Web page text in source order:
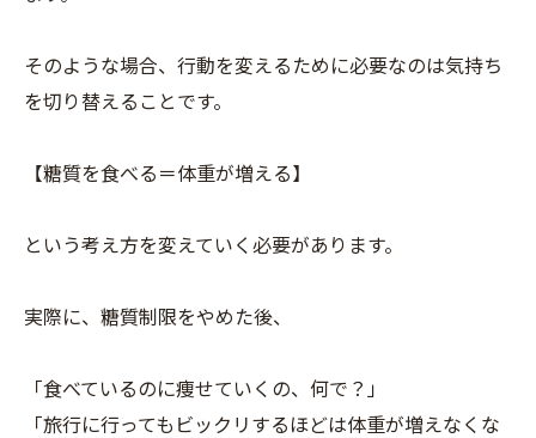
そのような場合、行動を変えるために必要なのは気持ち
を切り替えることです。
【糖質を食べる＝体重が増える】
という考え方を変えていく必要があります。
実際に、糖質制限をやめた後、
「食べているのに痩せていくの、何で？」
「旅行に行ってもビックリするほどは体重が増えなくな